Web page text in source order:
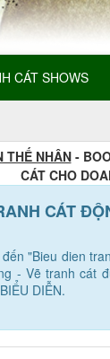
CÁT SHOWS
THẾ NHÂN-
CÁT CHO
CÁT
"Bieu dien
- Vẽ tranh cát
DIỄN.